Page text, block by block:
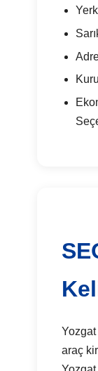
araç